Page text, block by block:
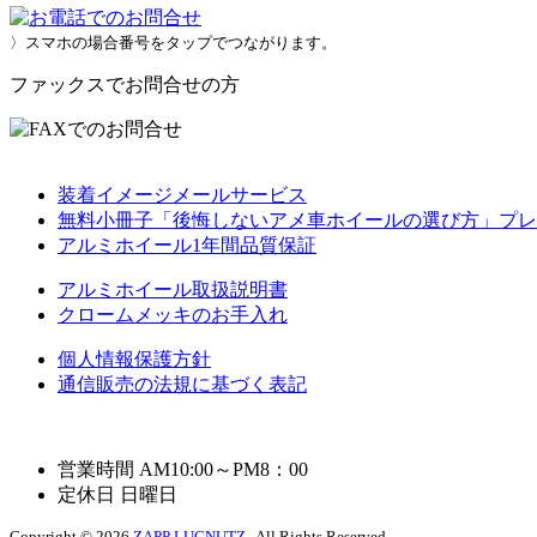
〉スマホの場合番号をタップでつながります。
ファックスでお問合せの方
装着イメージメールサービス
無料小冊子「後悔しないアメ車ホイールの選び方」プ
アルミホイール1年間品質保証
アルミホイール取扱説明書
クロームメッキのお手入れ
個人情報保護方針
通信販売の法規に基づく表記
営業時間 AM10:00～PM8：00
定休日 日曜日